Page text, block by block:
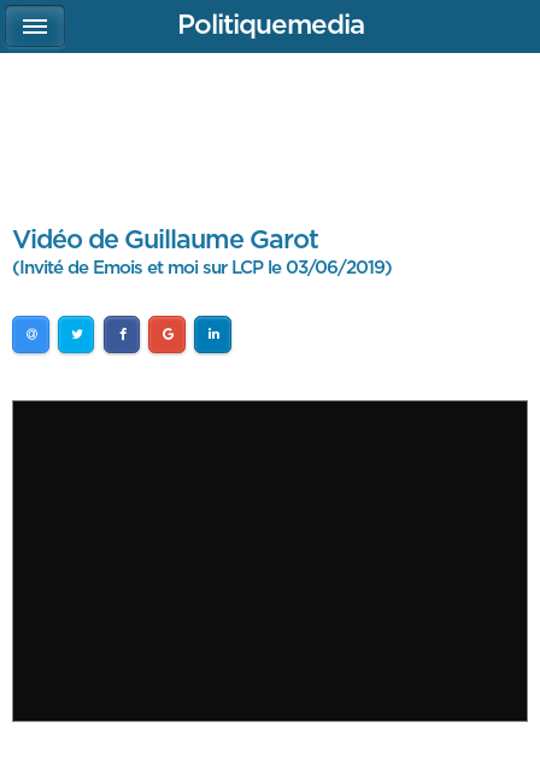
Vidéo de Guillaume Garot
(Invité de Emois et moi sur LCP le 03/06/2019)
Politiquemedia